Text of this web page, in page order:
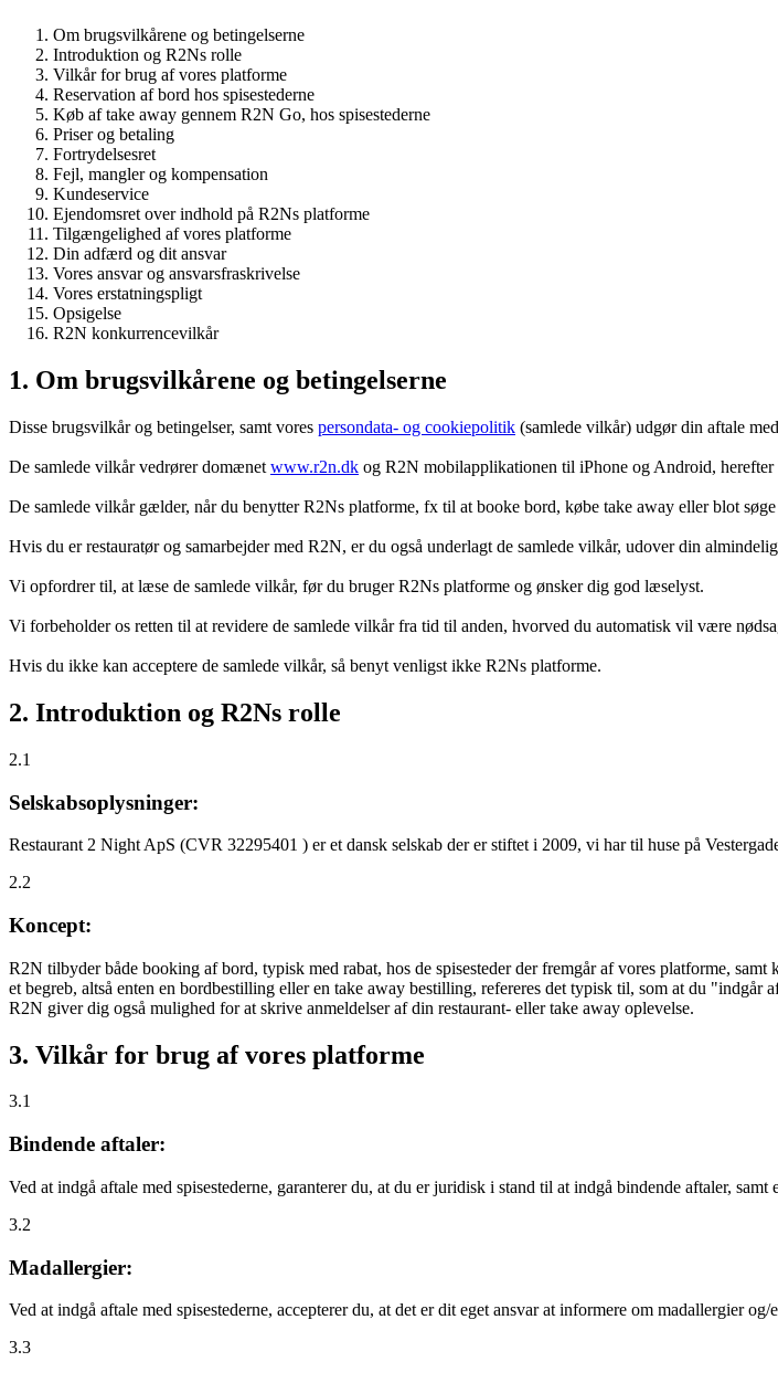
Om brugsvilkårene og betingelserne
Introduktion og R2Ns rolle
Vilkår for brug af vores platforme
Reservation af bord hos spisestederne
Køb af take away gennem R2N Go, hos spisestederne
Priser og betaling
Fortrydelsesret
Fejl, mangler og kompensation
Kundeservice
Ejendomsret over indhold på R2Ns platforme
Tilgængelighed af vores platforme
Din adfærd og dit ansvar
Vores ansvar og ansvarsfraskrivelse
Vores erstatningspligt
Opsigelse
R2N konkurrencevilkår
1. Om brugsvilkårene og betingelserne
Disse brugsvilkår og betingelser, samt vores persondata- og cookiepolitik (samlede vilkår) udgør din aftale
De samlede vilkår vedrører domænet www.r2n.dk og R2N mobilapplikationen til iPhone og Android,
De samlede vilkår gælder, når du benytter R2Ns platforme, fx til at booke bord, købe take away eller blot
Hvis du er restauratør og samarbejder med R2N, er du også underlagt de samlede vilkår, udover din
Vi opfordrer til, at læse de samlede vilkår, før du bruger R2Ns platforme og ønsker dig god læselyst.
Vi forbeholder os retten til at revidere de samlede vilkår fra tid til anden, hvorved du automatisk vil være
Hvis du ikke kan acceptere de samlede vilkår, så benyt venligst ikke R2Ns platforme.
2. Introduktion og R2Ns rolle
2.1
Selskabsoplysninger:
Restaurant 2 Night ApS (CVR 32295401 ) er et dansk selskab der er stiftet i 2009, vi har til huse på
2.2
Koncept:
R2N tilbyder både booking af bord, typisk med rabat, hos de spisesteder der fremgår af vores platforme,
et begreb, altså enten en bordbestilling eller en take away bestilling, refereres det typisk til, som at du "indgår
R2N giver dig også mulighed for at skrive anmeldelser af din restaurant- eller take away oplevelse.
3. Vilkår for brug af vores platforme
3.1
Bindende aftaler:
Ved at indgå aftale med spisestederne, garanterer du, at du er juridisk i stand til at indgå bindende aftaler, samt
3.2
Madallergier:
Ved at indgå aftale med spisestederne, accepterer du, at det er dit eget ansvar at informere om madallergier
3.3